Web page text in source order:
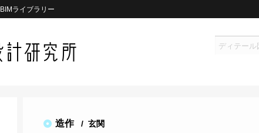
BIMライブラリー
造作/ 玄関